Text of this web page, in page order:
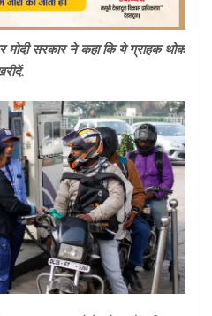
मोदी सरकार ने कहा कि ये ग्राहक थोक